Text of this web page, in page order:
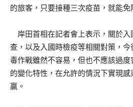
的旅客，只要接種三次疫苗，就能免
岸田首相在記者會上表示，關於入
查，以及入國時檢疫等相關對策，
毒作戰雖然不容易，但也不應該過
的變化特性，在允許的情況下實現
贏。